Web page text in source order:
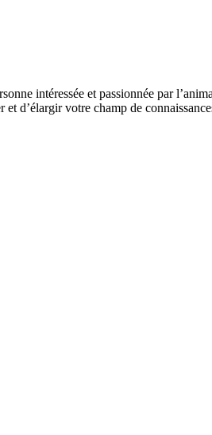
intéressée et passionnée par
d’élargir votre champ de